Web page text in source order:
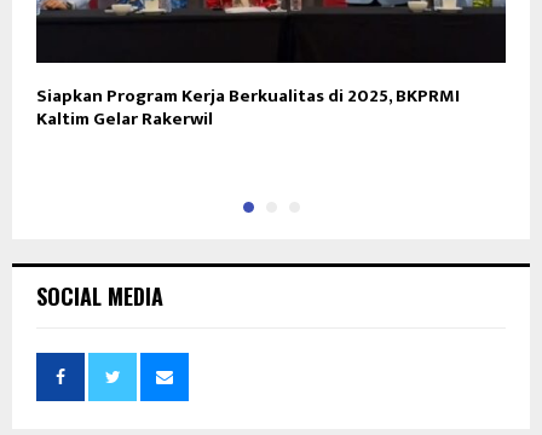
Siapkan Program Kerja Berkualitas di 2025, BKPRMI
Kaltim Gelar Rakerwil
SOCIAL MEDIA